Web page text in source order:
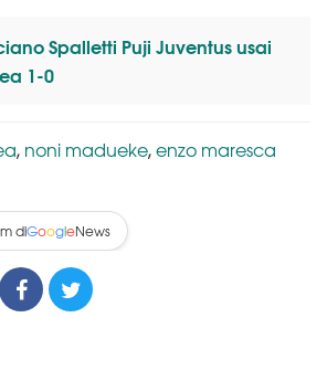
Spalletti Puji Juventus usai
1-0
, noni madueke,enzo maresca
diGoogleNews